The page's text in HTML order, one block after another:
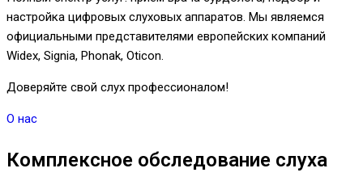
настройка цифровых слуховых аппаратов. Мы являемся
официальными представителями европейских компаний
Widex, Signia, Phonak, Oticon.
Доверяйте свой слух профессионалом!
О нас
Комплексное обследование слуха